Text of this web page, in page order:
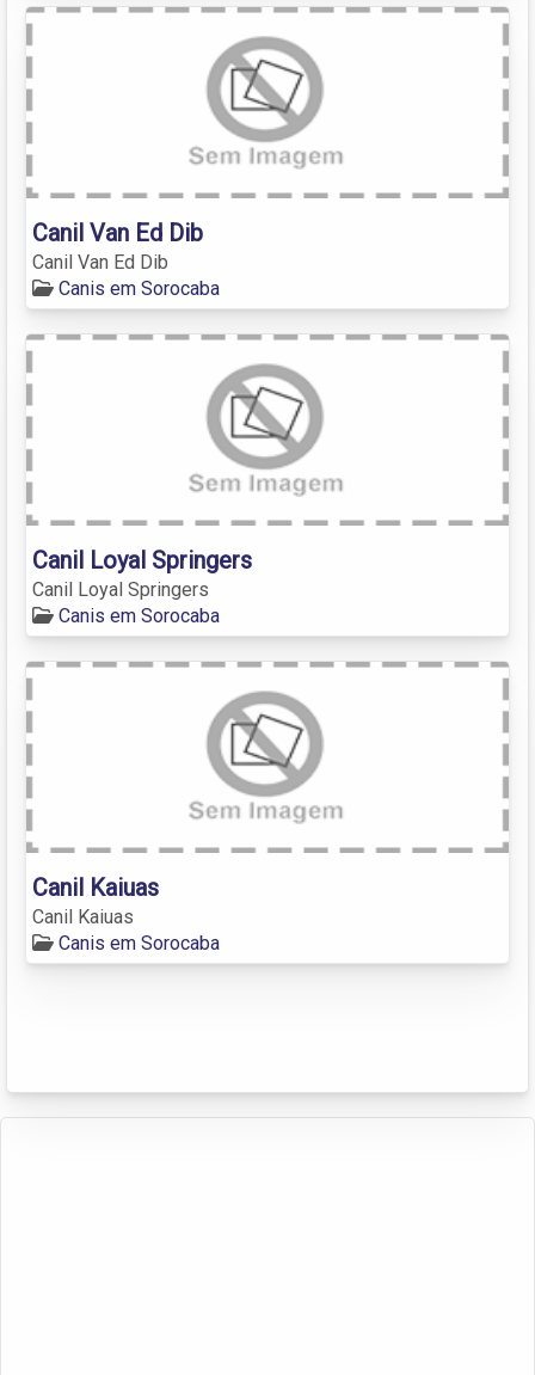
Canil Van Ed Dib
Canil Van Ed Dib
Canis em Sorocaba
Canil Loyal Springers
Canil Loyal Springers
Canis em Sorocaba
Canil Kaiuas
Canil Kaiuas
Canis em Sorocaba